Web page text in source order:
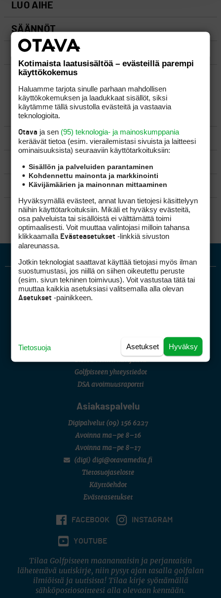
LUO AIHE
SÄÄNNÖT
OHJEET
UUSIMMAT VIESTIKETJUT
YLEISTÄ
VÄLINEET
MATKAILU
KILPAGOLF & HARJOITTELU
SÄÄNNÖT
Mediahinnasto
Golfpisteen yhteystiedot
DSA avoimuusraportti
Asiakaspalvelu
Digipalvelut (09) 156 6227
Avoinna ma–pe 8–16
Avoinna ma–pe 8–17
(digi) digi@otavamedia.fi
Tietosuojaseloste
Käyttöehdot
Evästeasetukset
FACEBOOK INSTAGRAM
YOUTUBE
Tilaa Golfpisteen maanantaisin ja perjantaisin
lähetettävä uutiskirje, niin pysyt ajan tasalla golfalan
ilmiöistä ja uutisista! Tilaa kirje syöttämällä
sähköpostiosoitteesi alla olevaan kenttään.
Kotimaista laatusisältöä – evästeillä parempi
käyttökokemus
Haluamme tarjota sinulle parhaan mahdollisen
käyttökokemuksen ja laadukkaat sisällöt, siksi
käytämme tällä sivustolla evästeitä ja vastaavia
teknologioita.
Otava ja sen (95) teknologia- ja mainoskumppania
keräävät tietoa (esim. vierailemis­tasi sivuista ja laitteesi
ominaisuuk­sista) seuraaviin käyttötarkoituksiin:
Sisällön ja palveluiden parantaminen
Kohdennettu mainonta ja markkinointi
Kävijämäärien ja mainonnan mittaaminen
Hyväksymällä evästeet, annat luvan tietojesi käsittelyyn
näihin käyttötarkoituksiin. Mikäli et hyväksy evästeitä,
osa palveluista tai sisällöistä ei välttämättä toimi
optimaalisesti. Voit muuttaa valintojasi milloin tahansa
klikkaamalla Evästeasetukset -linkkiä sivuston
alareunassa.
Jotkin teknologiat saattavat käyttää tietojasi myös ilman
suostumustasi, jos niillä on siihen oikeutettu peruste
(esim. sivun tekninen toimivuus). Voit vastustaa tätä tai
muuttaa kaikkia asetuksiasi valitsemalla alla olevan
Asetukset -painikkeen.
Hyväksy
Asetukset
Tietosuoja